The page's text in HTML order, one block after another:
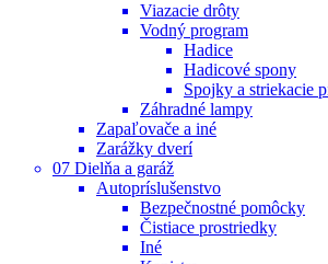
Viazacie drôty
Vodný program
Hadice
Hadicové spony
Spojky a striekacie
Záhradné lampy
Zapaľovače a iné
Zarážky dverí
07 Dielňa a garáž
Autopríslušenstvo
Bezpečnostné pomôcky
Čistiace prostriedky
Iné